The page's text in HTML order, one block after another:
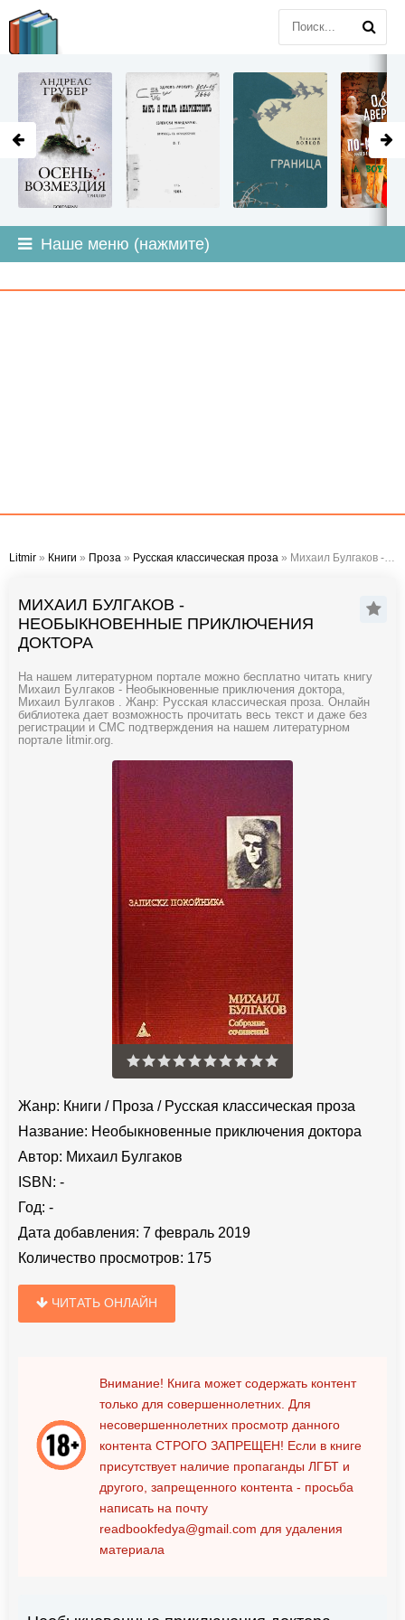
Наше меню (нажмите)
Litmir » Книги » Проза » Русская классическая проза » Михаил Булгаков - Необыкновенные приключения доктора
МИХАИЛ БУЛГАКОВ -
НЕОБЫКНОВЕННЫЕ ПРИКЛЮЧЕНИЯ
ДОКТОРА
На нашем литературном портале можно бесплатно читать книгу
Михаил Булгаков - Необыкновенные приключения доктора,
Михаил Булгаков . Жанр: Русская классическая проза. Онлайн
библиотека дает возможность прочитать весь текст и даже без
регистрации и СМС подтверждения на нашем литературном
портале litmir.org.
Жанр: Книги / Проза / Русская классическая проза
Название: Необыкновенные приключения доктора
Автор: Михаил Булгаков
ISBN: -
Год: -
Дата добавления: 7 февраль 2019
Количество просмотров: 175
ЧИТАТЬ ОНЛАЙН
Внимание! Книга может содержать контент
только для совершеннолетних. Для
несовершеннолетних просмотр данного
контента СТРОГО ЗАПРЕЩЕН! Если в книге
присутствует наличие пропаганды ЛГБТ и
другого, запрещенного контента - просьба
написать на почту
readbookfedya@gmail.com для удаления
материала
LITMIR.ORG